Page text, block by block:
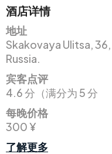
酒店详情
地址
Skakovaya Ulitsa,
Russia.
宾客点评
4.6 分（满分为 5 分
每晚价格
300 ¥
了解更多